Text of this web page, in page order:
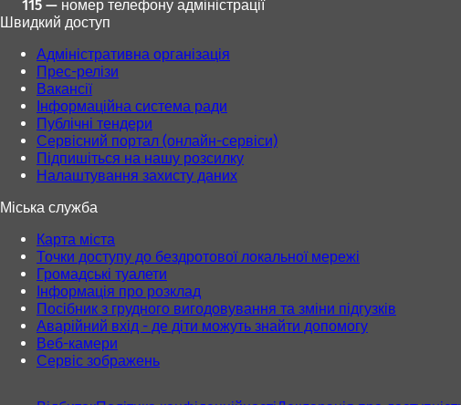
115 — номер телефону адміністрації
Швидкий доступ
Адміністративна організація
Прес-релізи
Вакансії
Інформаційна система ради
Публічні тендери
Сервісний портал (онлайн-сервіси)
Підпишіться на нашу розсилку
Налаштування захисту даних
Міська служба
Карта міста
Точки доступу до бездротової локальної мережі
Громадські туалети
Інформація про розклад
Посібник з грудного вигодовування та зміни підгузків
Аварійний вхід - де діти можуть знайти допомогу
Веб-камери
Сервіс зображень